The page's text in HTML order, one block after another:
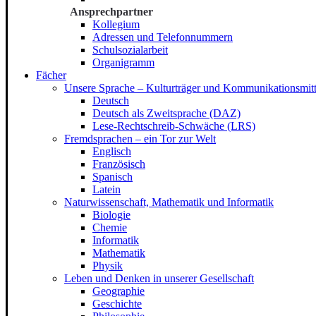
Ansprechpartner
Kollegium
Adressen und Telefonnummern
Schulsozialarbeit
Organigramm
Fächer
Unsere Sprache – Kulturträger und
Deutsch
Deutsch als Zweitsprache (DAZ)
Lese-Rechtschreib-Schwäche (LRS)
Fremdsprachen – ein Tor zur Welt
Englisch
Französisch
Spanisch
Latein
Naturwissenschaft, Mathematik und Informatik
Biologie
Chemie
Informatik
Mathematik
Physik
Leben und Denken in unserer Gesellschaft
Geographie
Geschichte